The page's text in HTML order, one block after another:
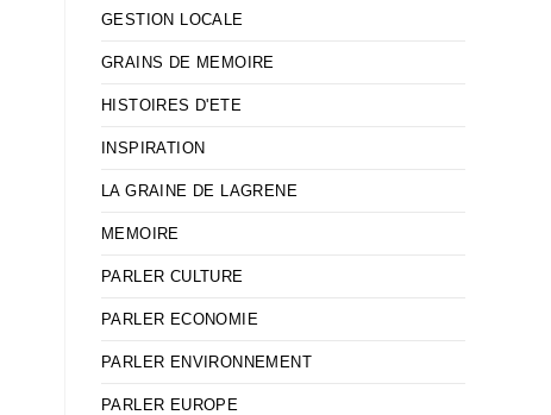
GESTION LOCALE
GRAINS DE MEMOIRE
HISTOIRES D'ETE
INSPIRATION
LA GRAINE DE LAGRENE
MEMOIRE
PARLER CULTURE
PARLER ECONOMIE
PARLER ENVIRONNEMENT
PARLER EUROPE